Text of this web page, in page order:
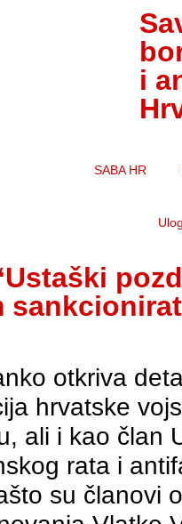
i
SABA HR
otkriva
hrvatske
ali i kao član
rata i
su članovi